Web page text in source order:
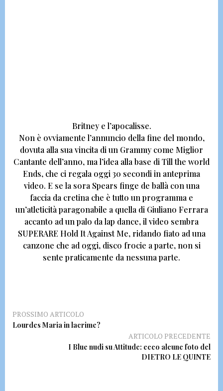
Britney e l’apocalisse.
Non è ovviamente l’annuncio della fine del mondo,
dovuta alla sua vincita di un Grammy come Miglior
Cantante dell’anno, ma l’idea alla base di Till the world
Ends, che ci regala oggi 30 secondi in anteprima
video. E se la sora Spears finge de ballà con una
faccia da cretina che è tutto un programma e
un’atleticità paragonabile a quella di Giuliano Ferrara
accanto ad un palo da lap dance,il video sembra
SUPERARE Hold It Against Me, ridando fiato ad una
canzone che ad oggi, disco frocie a parte, non si
sente praticamente da nessuna parte.
PROSSIMO ARTICOLO
Lourdes Maria in lacrime?
ARTICOLO PRECEDENTE
I Blue nudi su Attitude: ecco alcune foto del
DIETRO LE QUINTE